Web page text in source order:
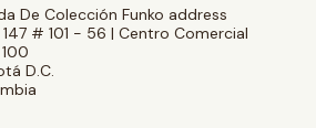
De Colección Funko address
# 101 - 56 | Centro Comercial
D.C.